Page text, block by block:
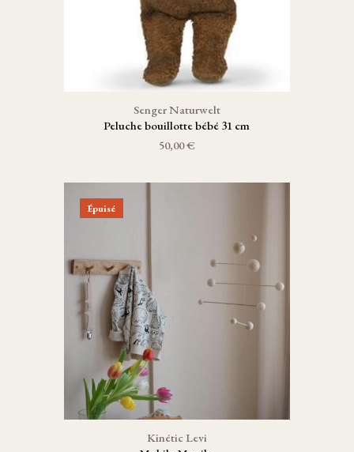
Senger Naturwelt
Peluche bouillotte bébé 31 cm
50,00 €
Épuisé
Kinétic Levi